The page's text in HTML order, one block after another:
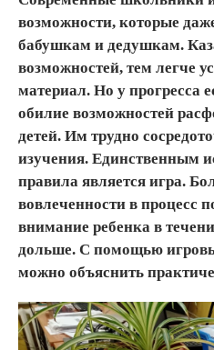
возможности, которые
бабушкам и дедушкам.
возможностей, тем легче
материал. Но у прогресса
обилие возможностей
детей. Им трудно
изучения. Единственным
правила является игра.
вовлеченности в процесс
внимание ребенка в
дольше. С помощью
можно объяснить